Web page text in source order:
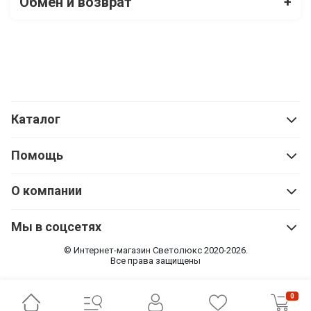
0
Каталог
Помощь
О компании
Мы в соцсетях
© Интернет-магазин Cветолюкс 2020-2026.
Все права защищены